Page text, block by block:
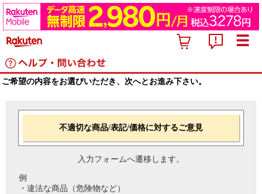
ご希望の内容をお選びいただき、次へとお進み下さい。
不適切な商品/表記/価格に対するご意見
入力フォームへ遷移します。
例
・違法な商品（危険物など）